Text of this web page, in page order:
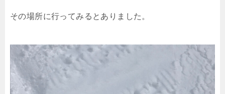
その場所に行ってみるとありました。